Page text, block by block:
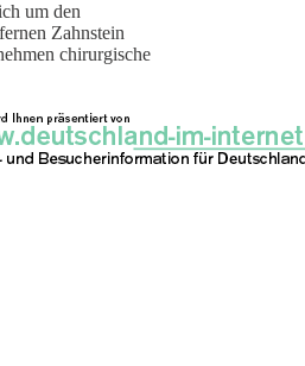
um den
Zahnstein
chirurgische